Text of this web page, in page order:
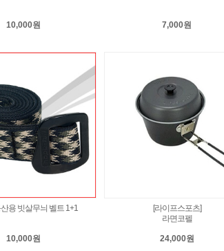
10,000원 7,000원
용 빗살무늬 벨트 1+1
10,000원
[라이프스포츠]
라면코펠
24,000원